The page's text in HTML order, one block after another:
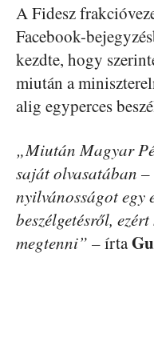
A Fidesz
Facebook-
kezdte, hogy
miután a
alig egyperces
„Miután Magyar
saját olvasatában –
nyilvánosságot egy
beszélgetésről,
megtenni” – írta